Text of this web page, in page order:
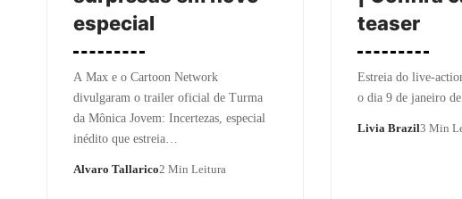
especial
A Max e o Cartoon Network
divulgaram o trailer oficial de Turma
da Mônica Jovem: Incertezas, especial
inédito que estreia…
Alvaro Tallarico2 Min Leitura
teaser
Estreia do live-
o dia 9 de janeiro
Livia Brazil3 Min